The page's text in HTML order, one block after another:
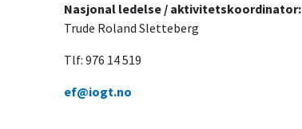
Nasjonal ledelse / aktivitetskoordinator:
Trude Roland Sletteberg
Tlf: 976 14 519
ef@iogt.no